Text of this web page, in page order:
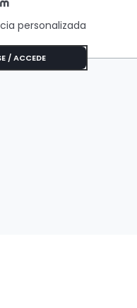
personalizada
/ ACCEDE